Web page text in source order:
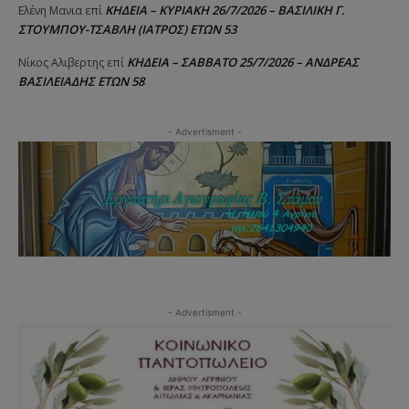
Ελένη Μανια επί ΚΗΔΕΙΑ – ΚΥΡΙΑΚΗ 26/7/2026 – ΒΑΣΙΛΙΚΗ Γ.
ΣΤΟΥΜΠΟΥ-ΤΣΑΒΛΗ (ΙΑΤΡΟΣ) ΕΤΩΝ 53
Νίκος Αλιβερτης επί ΚΗΔΕΙΑ – ΣΑΒΒΑΤΟ 25/7/2026 – ΑΝΔΡΕΑΣ
ΒΑΣΙΛΕΙΑΔΗΣ ΕΤΩΝ 58
- Advertisment -
- Advertisment -